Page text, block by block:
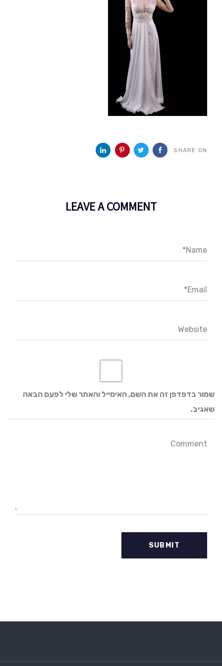
SHARE ON
LEAVE A COMMENT
Name*
Email*
Website
שמור בדפדפן זה את השם, האימייל והאתר שלי לפעם הבאה
שאגיב.
Comment